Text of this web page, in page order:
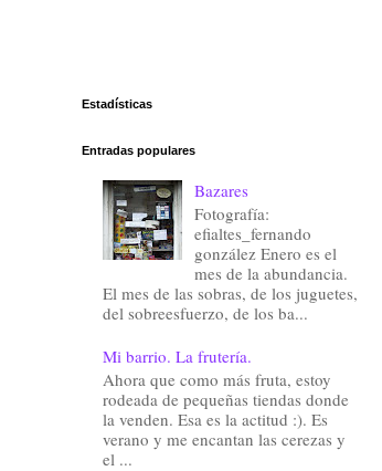
Estadísticas
Entradas populares
Bazares
Fotografía:
efialtes_fernando
gonzález Enero es el
mes de la abundancia.
El mes de las sobras, de los juguetes,
del sobreesfuerzo, de los ba...
Mi barrio. La frutería.
Ahora que como más fruta, estoy
rodeada de pequeñas tiendas donde
la venden. Esa es la actitud :). Es
verano y me encantan las cerezas y
el ...